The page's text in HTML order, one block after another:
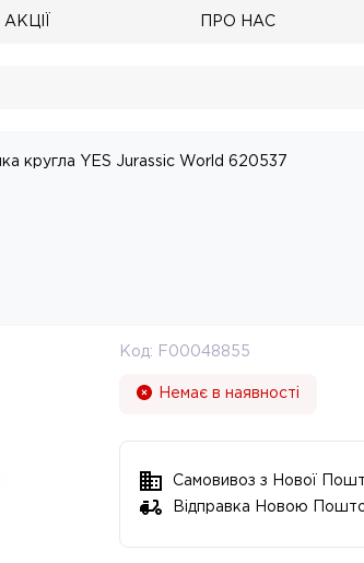
АКЦІЇ ПРО НАС
кругла YES Jurassic World 620537
Код: F00048855
Немає в наявності
Самовивоз з Нової
Відправка Новою